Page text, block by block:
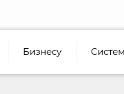
Бизнесу